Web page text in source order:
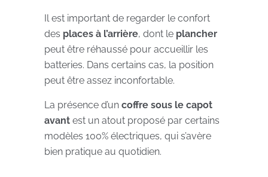
Il est important de regarder le confort
des places à l’arrière, dont le plancher
peut être réhaussé pour accueillir les
batteries. Dans certains cas, la position
peut être assez inconfortable.
La présence d’un coffre sous le capot
avant est un atout proposé par certains
modèles 100% électriques, qui s’avère
bien pratique au quotidien.